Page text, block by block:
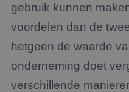
gebruik kunnen
voordelen dan de
hetgeen de waarde
onderneming doet
verschillende